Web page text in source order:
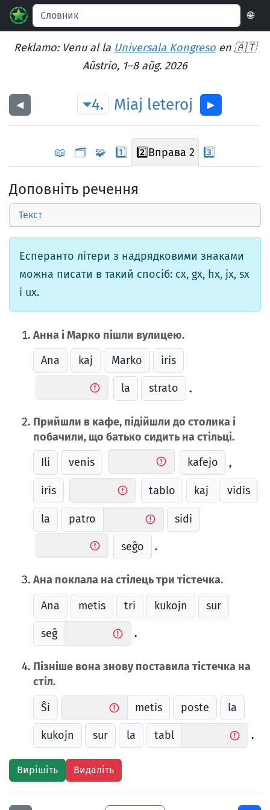
🌐
Reklamo: Venu al la Universala Kongreso en 🇦🇹
Aŭstrio, 1–8 aŭg. 2026
◀︎ 4. Miaj leteroj ▶︎
📖 🗂️ 🧩 1️⃣ 2️⃣Вправа 2 3️⃣
Доповніть речення
Текст
Есперанто літери з надрядковими знаками
можна писати в такий спосіб: cx, gx, hx, jx, sx
і ux.
Анна і Марко пішли вулицею.
Ana
kaj Marko iris
la strato .
Прийшли в кафе, підійшли до столика і
побачили, що батько сидить на стільці.
Ili
venis kafejo ,
iris tablo kaj vidis
la patro sidi
seĝo .
Ана поклала на стілець три тістечка.
Ana
metis tri kukojn sur
seĝ .
Пізніше вона знову поставила тістечка на
стіл.
Ŝi
metis poste la
kukojn sur la tabl .